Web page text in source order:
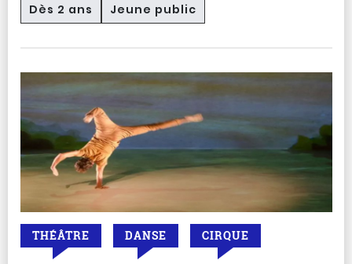
Dès 2 ans Jeune public
THÉÂTRE DANSE CIRQUE